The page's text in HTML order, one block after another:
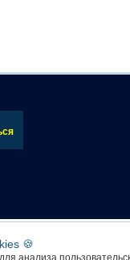
🍪
анализа